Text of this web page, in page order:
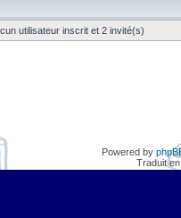
utilisateur inscrit et 2 invité(s)
Powered by
Traduit